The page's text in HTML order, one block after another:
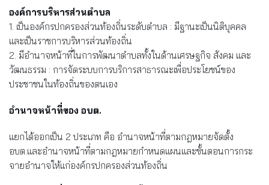
องค์การบริหารส่วนตำบล
1. เป็นองค์กรปกครองส่วนท้องถิ่นระดับตำบล : มีฐานะเป็นนิติบุคคล
และเป็นราชการบริหารส่วนท้องถิ่น
2. มีอำนาจหน้าที่ในการพัฒนาตำบลทั้งในด้านเศรษฐกิจ สังคม และ
วัฒนธรรม : การจัดระบบการบริการสาธารณะเพื่อประโยชน์ของ
ประชาชนในท้องถิ่นของตนเอง
อำนาจหน้าที่ของ อบต.
แยกได้ออกเป็น 2 ประเภท คือ อำนาจหน้าที่ตามกฎหมายจัดตั้ง
อบต.และอำนาจหน้าที่ตามกฎหมายกำหนดแผนและขั้นตอนการกระ
จายอำนาจให้แก่องค์กรปกครองส่วนท้องถิ่น